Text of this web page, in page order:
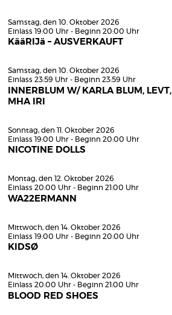
Samstag, den 10. Oktober 2026
Einlass 19:00 Uhr - Beginn 20:00 Uhr
KääRIJä – AUSVERKAUFT
Samstag, den 10. Oktober 2026
Einlass 23:59 Uhr - Beginn 23:59 Uhr
INNERBLUM W/ KARLA BLUM, LEVT,
MHA IRI
Sonntag, den 11. Oktober 2026
Einlass 19:00 Uhr - Beginn 20:00 Uhr
NICOTINE DOLLS
Montag, den 12. Oktober 2026
Einlass 20:00 Uhr - Beginn 21:00 Uhr
WA22ERMANN
Mittwoch, den 14. Oktober 2026
Einlass 19:00 Uhr - Beginn 20:00 Uhr
KIDSØ
Mittwoch, den 14. Oktober 2026
Einlass 20:00 Uhr - Beginn 21:00 Uhr
BLOOD RED SHOES